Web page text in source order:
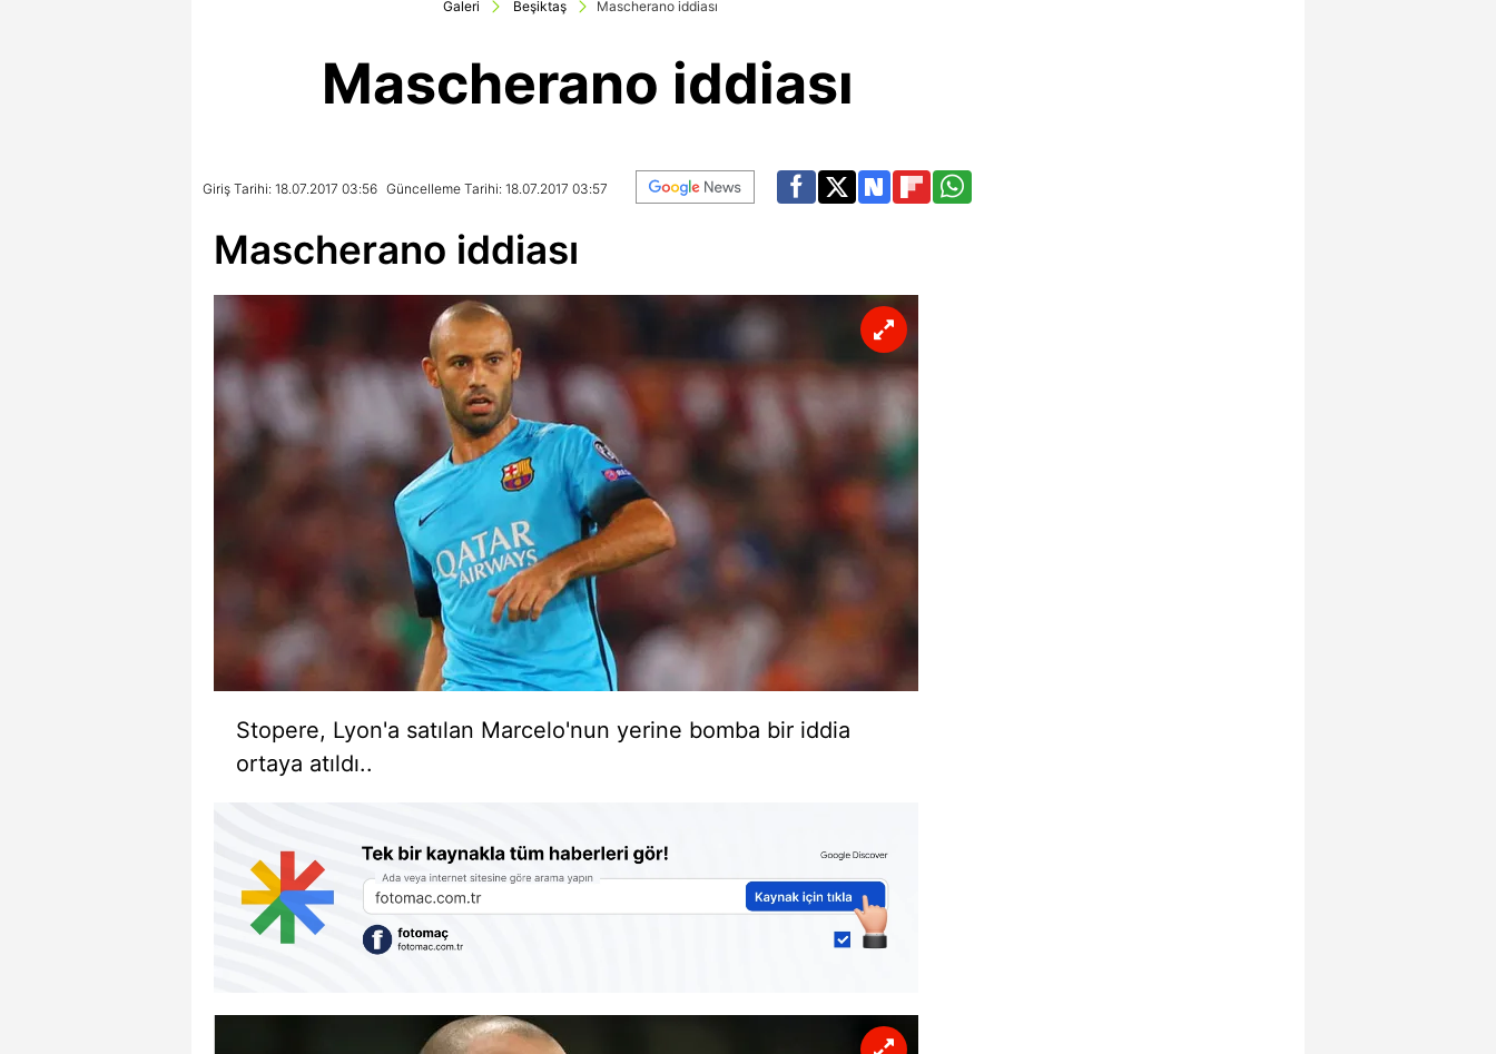
Galeri Beşiktaş Mascherano iddiası
Mascherano iddiası
Giriş Tarihi: 18.07.2017 03:56 Güncelleme Tarihi: 18.07.2017 03:57
Mascherano iddiası
Stopere, Lyon'a satılan Marcelo'nun yerine bomba bir iddia
ortaya atıldı..